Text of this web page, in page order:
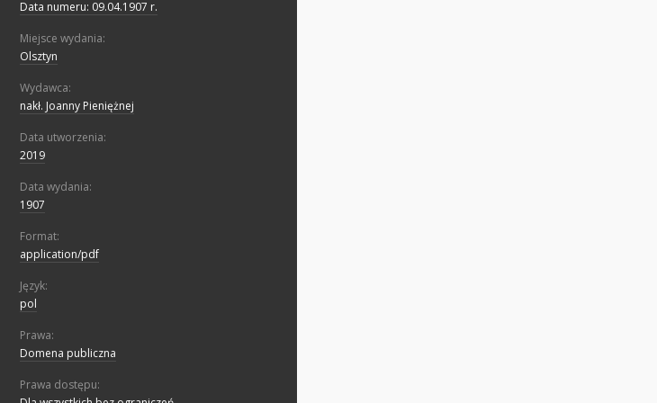
Data numeru: 09.04.1907 r.
Miejsce wydania:
Olsztyn
Wydawca:
nakł. Joanny Pieniężnej
Data utworzenia:
2019
Data wydania:
1907
Format:
application/pdf
Język:
pol
Prawa:
Domena publiczna
Prawa dostępu: